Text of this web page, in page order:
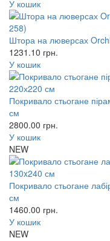
У кошик
Штора на люверсах
1231.10 грн.
У кошик
Покривало стьогане
см
2800.00 грн.
У кошик
NEW
Покривало стьогане
см
1460.00 грн.
У кошик
NEW